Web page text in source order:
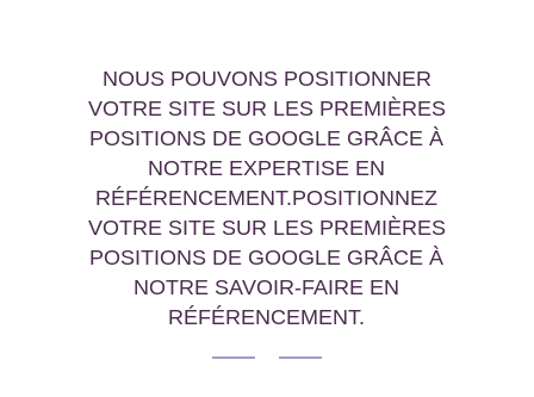
NOUS POUVONS POSITIONNER
VOTRE SITE SUR LES PREMIÈRES
POSITIONS DE GOOGLE GRÂCE À
NOTRE EXPERTISE EN
RÉFÉRENCEMENT.POSITIONNEZ
VOTRE SITE SUR LES PREMIÈRES
POSITIONS DE GOOGLE GRÂCE À
NOTRE SAVOIR-FAIRE EN
RÉFÉRENCEMENT.